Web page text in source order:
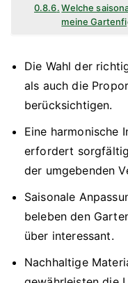
Welche
meine
Die Wahl der
als auch die
berücksichtigen.
Eine harmonische
erfordert
der umgebenden
Saisonale
beleben den
über interessant.
Nachhaltige